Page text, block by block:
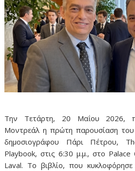
Την Τετάρτη, 20 Μαΐου 2026,
Μοντρεάλ η πρώτη παρουσίαση
δημοσιογράφου Πάρι Πέτρου,
Playbook, στις 6:30 μ.μ., στο
Laval. Το βιβλίο, που